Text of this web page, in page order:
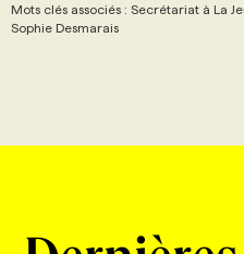
Mots clés associés : Secrétariat à La
Sophie Desmarais